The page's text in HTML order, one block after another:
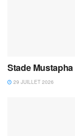
Stade
29 JUILLET 2026